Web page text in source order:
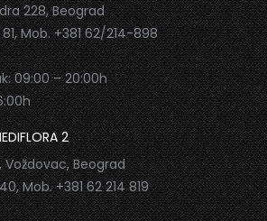
228, Beograd
81, Mob. +381 62/214-898
09:00 – 20:00h
2
Voždovac, Beograd
Mob. +381 62 214 819